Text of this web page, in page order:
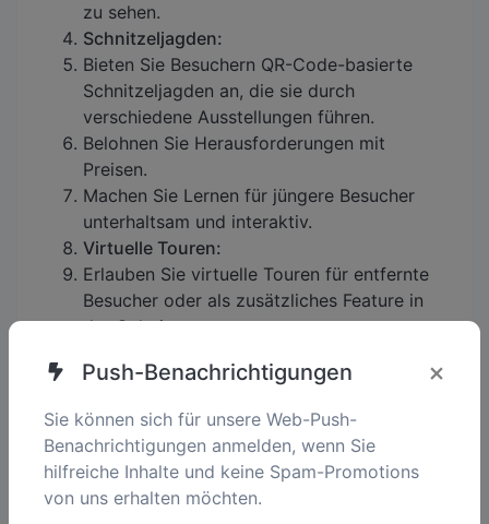
zu sehen.
Schnitzeljagden:
Bieten Sie Besuchern QR-Code-basierte
Schnitzeljagden an, die sie durch
verschiedene Ausstellungen führen.
Belohnen Sie Herausforderungen mit
Preisen.
Machen Sie Lernen für jüngere Besucher
unterhaltsam und interaktiv.
Virtuelle Touren:
Erlauben Sie virtuelle Touren für entfernte
Besucher oder als zusätzliches Feature in
der Galerie.
Ausstellungen.
QR-Codes zugänglich sind.
Informationen zu Kunstwerken und
Künstlern:
Ersetzen Sie statische Tafeln durch QR-
Push-Benachrichtigungen ×
Sie können sich für unsere Web-Push-
Benachrichtigungen anmelden, wenn Sie
hilfreiche Inhalte und keine Spam-Promotions
von uns erhalten möchten.